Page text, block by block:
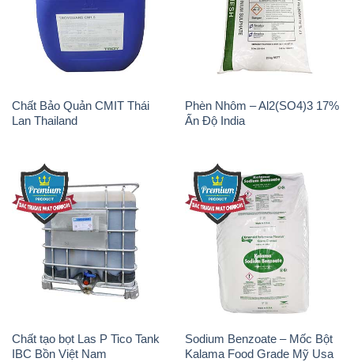
Chất Bảo Quản CMIT Thái
Lan Thailand
Phèn Nhôm – Al2(SO4)3 17%
Ấn Độ India
Chất tạo bọt Las P Tico Tank
IBC Bồn Việt Nam
Sodium Benzoate – Mốc Bột
Kalama Food Grade Mỹ Usa